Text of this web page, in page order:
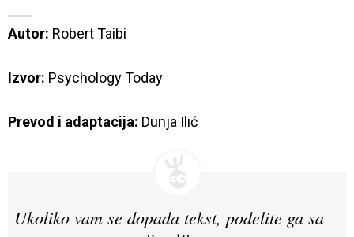
Autor: Robert Taibi
Izvor: Psychology Today
Prevod i adaptacija: Dunja Ilić
Ukoliko vam se dopada tekst, podelite ga sa